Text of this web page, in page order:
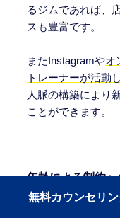
るジムであれば、
スも豊富です。
またInstagramやオ
トレーナーが活動
人脈の構築により
ことができます。
年齢による制約へ
無料カウンセリ